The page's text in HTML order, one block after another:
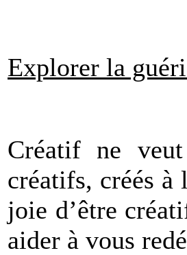
Explorer la
Créatif ne
créatifs, créés à
joie d’être
aider à vous